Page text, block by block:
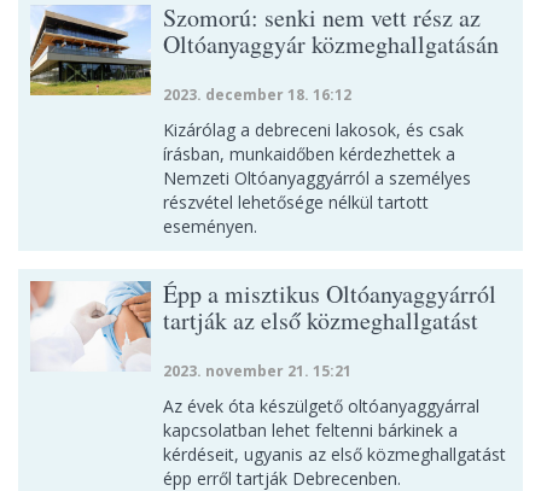
Szomorú: senki nem vett rész az
Oltóanyaggyár közmeghallgatásán
2023. december 18. 16:12
Kizárólag a debreceni lakosok, és csak
írásban, munkaidőben kérdezhettek a
Nemzeti Oltóanyaggyárról a személyes
részvétel lehetősége nélkül tartott
eseményen.
Épp a misztikus Oltóanyaggyárról
tartják az első közmeghallgatást
2023. november 21. 15:21
Az évek óta készülgető oltóanyaggyárral
kapcsolatban lehet feltenni bárkinek a
kérdéseit, ugyanis az első közmeghallgatást
épp erről tartják Debrecenben.